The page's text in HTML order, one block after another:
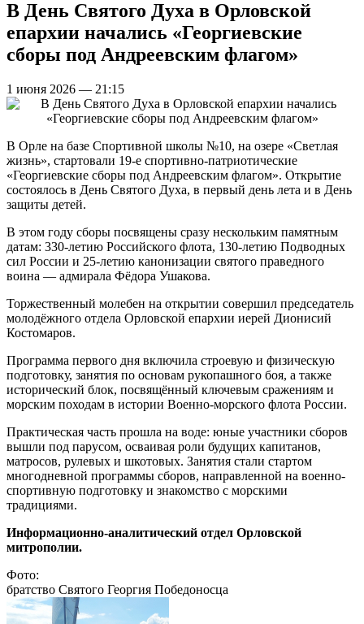
В День Святого Духа в Орловской
епархии начались «Георгиевские
сборы под Андреевским флагом»
1 июня 2026 — 21:15
В Орле на базе Спортивной школы №10, на озере «Светлая
жизнь», стартовали 19-е спортивно-патриотические
«Георгиевские сборы под Андреевским флагом». Открытие
состоялось в День Святого Духа, в первый день лета и в День
защиты детей.
В этом году сборы посвящены сразу нескольким памятным
датам: 330-летию Российского флота, 130-летию Подводных
сил России и 25-летию канонизации святого праведного
воина — адмирала Фёдора Ушакова.
Торжественный молебен на открытии совершил председатель
молодёжного отдела Орловской епархии иерей Дионисий
Костомаров.
Программа первого дня включила строевую и физическую
подготовку, занятия по основам рукопашного боя, а также
исторический блок, посвящённый ключевым сражениям и
морским походам в истории Военно-морского флота России.
Практическая часть прошла на воде: юные участники сборов
вышли под парусом, осваивая роли будущих капитанов,
матросов, рулевых и шкотовых. Занятия стали стартом
многодневной программы сборов, направленной на военно-
спортивную подготовку и знакомство с морскими
традициями.
Информационно-аналитический отдел Орловской
митрополии.
Фото:
братство Святого Георгия Победоносца